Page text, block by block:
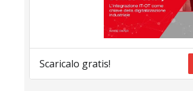
Scaricalo gratis!